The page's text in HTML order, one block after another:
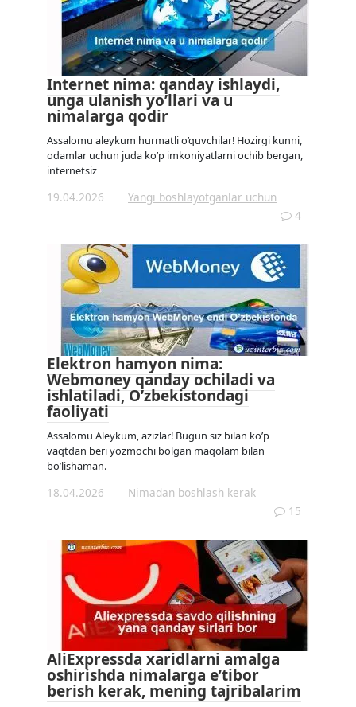
Internet nima: qanday ishlaydi,
unga ulanish yo’llari va u
nimalarga qodir
Assalomu aleykum hurmatli o’quvchilar! Hozirgi kunni,
odamlar uchun juda ko’p imkoniyatlarni ochib bergan,
internetsiz
19.04.2026
Yangi boshlayotganlar uchun
4
Elektron hamyon nima:
Webmoney qanday ochiladi va
ishlatiladi, O’zbekistondagi
faoliyati
Assalomu Aleykum, azizlar! Bugun siz bilan ko’p
vaqtdan beri yozmochi bolgan maqolam bilan
bo’lishaman.
18.04.2026
Nimadan boshlash kerak
15
AliExpressda xaridlarni amalga
oshirishda nimalarga e’tibor
berish kerak, mening tajribalarim